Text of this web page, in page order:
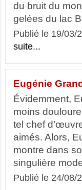
du bruit du
gelées du lac
Publié le 19/03/
suite...
Eugénie
Évidemment,
moins
tel chef
aimés. Alors,
montre dans
singulière
Publié le 24/08/